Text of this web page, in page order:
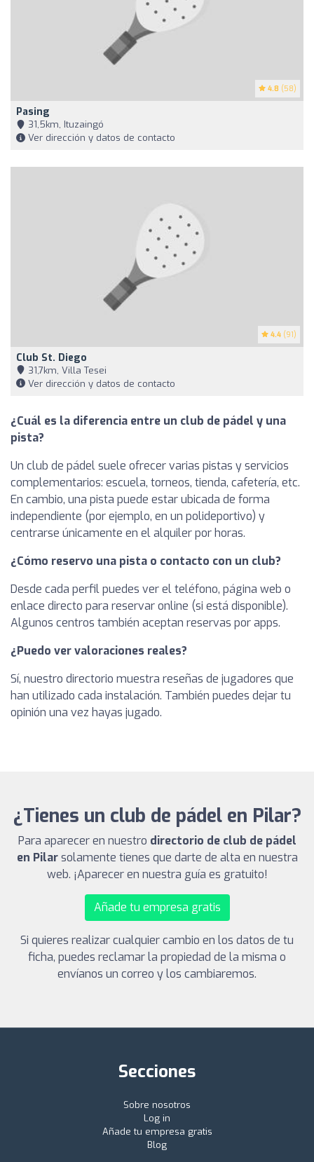
4.8 (58)
Pasing
31,5km, Ituzaingó
Ver dirección y datos de contacto
4.4 (91)
Club St. Diego
31,7km, Villa Tesei
Ver dirección y datos de contacto
¿Cuál es la diferencia entre un club de pádel y una
pista?
Un club de pádel suele ofrecer varias pistas y servicios
complementarios: escuela, torneos, tienda, cafetería, etc.
En cambio, una pista puede estar ubicada de forma
independiente (por ejemplo, en un polideportivo) y
centrarse únicamente en el alquiler por horas.
¿Cómo reservo una pista o contacto con un club?
Desde cada perfil puedes ver el teléfono, página web o
enlace directo para reservar online (si está disponible).
Algunos centros también aceptan reservas por apps.
¿Puedo ver valoraciones reales?
Sí, nuestro directorio muestra reseñas de jugadores que
han utilizado cada instalación. También puedes dejar tu
opinión una vez hayas jugado.
¿Tienes un club de pádel en Pilar?
Para aparecer en nuestro directorio de club de pádel
en Pilarsolamente tienes que darte de alta en nuestra
web. ¡Aparecer en nuestra guía es gratuito!
Añade tu empresa gratis
Si quieres realizar cualquier cambio en los datos de tu
ficha, puedes reclamar la propiedad de la misma o
envíanos un correo y los cambiaremos.
Secciones
Sobre nosotros
Log in
Añade tu empresa gratis
Blog